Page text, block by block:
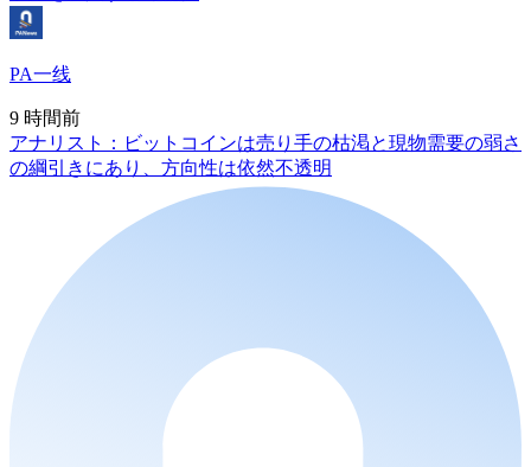
PA一线
9 時間前
アナリスト：ビットコインは売り手の枯渇と現物需要の弱さ
の綱引きにあり、方向性は依然不透明